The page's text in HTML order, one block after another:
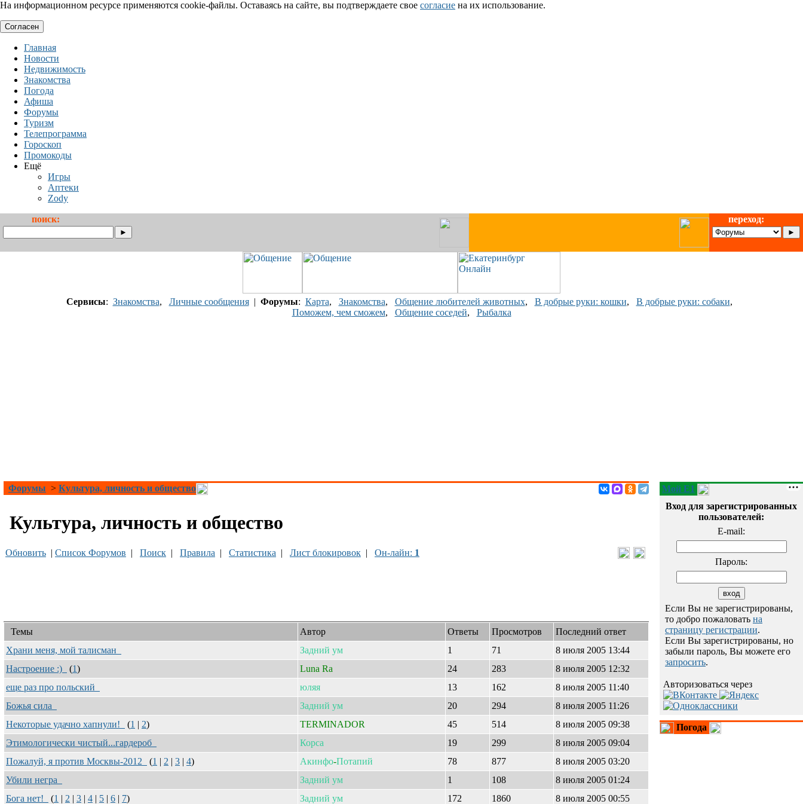
На информационном ресурсе применяются cookie-файлы. Оставаясь на сайте, вы подтверждаете свое согласие на их использование.
Согласен
Главная
Новости
Недвижимость
Знакомства
Погода
Афиша
Форумы
Туризм
Телепрограмма
Гороскоп
Промокоды
Ещё
Игры
Аптеки
Zody
поиск: переход:
Сервисы: Знакомства, Личные сообщения| Форумы: Карта, Знакомства, Общение любителей животных, В добрые руки: кошки, В добрые руки: собаки,
Поможем, чем сможем, Общение соседей, Рыбалка
Форумы > Культура, личность и общество
Культура, личность и общество
Обновить | Список Форумов | Поиск | Правила | Статистика | Лист блокировок | Он-лайн: 1
Темы Автор Ответы Просмотров
Последний ответ
Храни меня, мой талисман
Задний ум 1 71
8 июля 2005 13:44
Настроение :)
(1) Luna Ra 24 283
8 июля 2005 12:32
еще раз про польский
юляя 13 162
8 июля 2005 11:40
Божья сила
Задний ум 20 294
8 июля 2005 11:26
Некоторые удачно хапнули!
(1 | 2) TERMINADOR 45 514
8 июля 2005 09:38
Этимологически чистый...гардероб
Корса 19 299
8 июля 2005 09:04
Пожалуй, я против Москвы-2012
(1 | 2 | 3 | 4) Акинфо-Потапий 78 877
8 июля 2005 03:20
Убили негра
Задний ум 1 108
8 июля 2005 01:24
Бога нет!
(1 | 2 | 3 | 4 | 5 | 6 | 7) Задний ум 172 1860
8 июля 2005 00:55
Мой E1
Вход для зарегистрированных
пользователей:
E-mail:
Пароль:
Если Вы не зарегистрированы,
то добро пожаловать на
страницу регистрации.
Если Вы зарегистрированы, но
забыли пароль, Вы можете его
запросить.
Авторизоваться через
Погода